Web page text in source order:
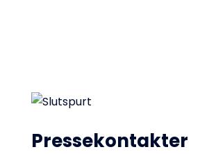
Pressekontakter